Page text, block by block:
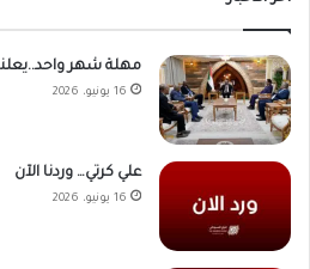
مهلة شهر
16 يونيو، 2026
علي كرتي… وردنا الآن
16 يونيو، 2026